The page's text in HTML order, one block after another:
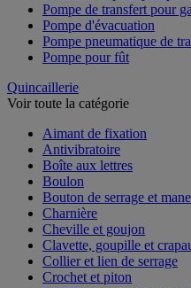
Pompe de transfert pour
Pompe d'évacuation
Pompe pneumatique de
Pompe pour fût
Quincaillerie
Voir toute la catégorie
Aimant de fixation
Antivibratoire
Boîte aux lettres
Boulon
Bouton de serrage et
Charnière
Cheville et goujon
Clavette, goupille et
Collier et lien de serrage
Crochet et piton